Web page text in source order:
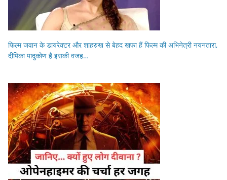
फिल्म जवान के डायरेक्टर और शाहरुख से बेहद खफा हैं फिल्म की अभिनेत्री नयनतारा,
दीपिका पादुकोण है इसकी वजह…